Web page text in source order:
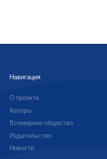
Навигация
О проекте
Авторы
Всемирное общество
Издательство
Новости